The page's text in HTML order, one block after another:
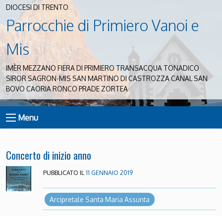
DIOCESI DI TRENTO
Parrocchie di Primiero Vanoi e
Mis
IMÈR MEZZANO FIERA DI PRIMIERO TRANSACQUA TONADICO
SIROR SAGRON-MIS SAN MARTINO DI CASTROZZA CANAL SAN
BOVO CAORIA RONCO PRADE ZORTEA
Menu
Concerto di inizio anno
PUBBLICATO IL 11 GENNAIO 2019
Arcipretale Santa Maria Assunta